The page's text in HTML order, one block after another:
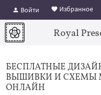
Войти Избранное
Royal
БЕСПЛАТНЫЕ
ВЫШИВКИ И
ОНЛАЙН